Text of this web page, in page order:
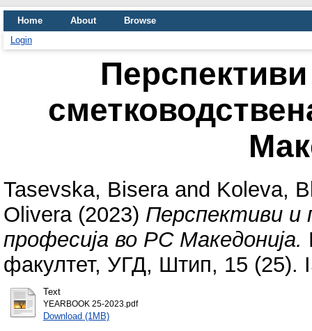
Home About
Browse
Login
Tasevska, Biseraand Koleva,
Olivera(2023) Перспективи и
професија во РС Македонија.
факултет, УГД, Штип, 15 (25).
Text
YEARBOOK 25-2023.pdf
Download (1MB)